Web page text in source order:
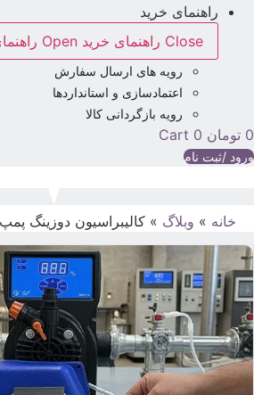
راهنمای خرید
Close راهنمای خرید
Open راهنمای خرید
رویه های ارسال سفارش
اعتمادسازی و استانداردها
رویه بازگردانی کالا
0 تومان 0
Cart
ورود /ثبت نام
خانه » وبلاگ » کالیبراسیون دوزینگ